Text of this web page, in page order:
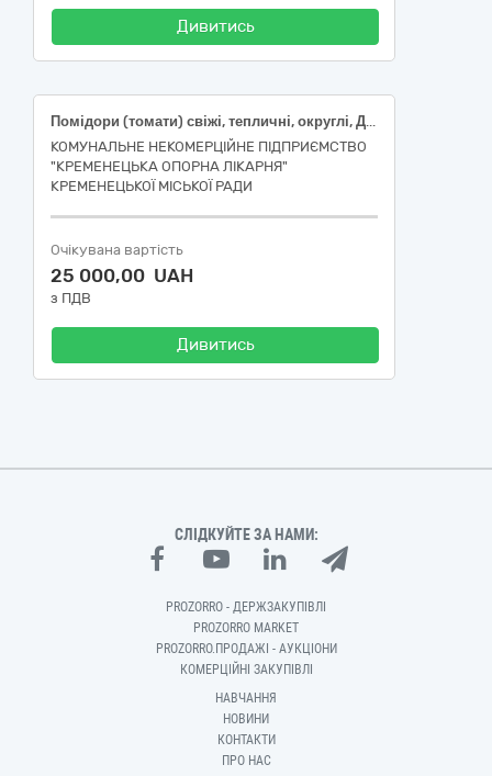
Дивитись
Помідори (томати) свіжі, тепличні, округлі, ДСТУ 3246; Огірки свіжі, тепличні, короткоплідні (до 14см), ДСТУ 3247; Цибуля ріпчаста свіжа, рання, вищого товарного сорту, від 5 см, ДСТУ 3234; Капуста білоголова свіжа, пізньостигла, першого товарного сорту, ДСТУ 7037; Морква свіжа, першого товарного сорту, ДСТУ 7035; Буряк столовий другого товарного сорту, 5-14 см, ДСТУ 7033; Кабачки свіжі, першого товарного сорту, довжина 7-26 см
КОМУНАЛЬНЕ НЕКОМЕРЦІЙНЕ ПІДПРИЄМСТВО
"КРЕМЕНЕЦЬКА ОПОРНА ЛІКАРНЯ"
КРЕМЕНЕЦЬКОЇ МІСЬКОЇ РАДИ
Очікувана вартість
25 000,00 UAH
з ПДВ
Дивитись
СЛІДКУЙТЕ ЗА НАМИ:
PROZORRO - ДЕРЖЗАКУПІВЛІ
PROZORRO MARKET
PROZORRO.ПРОДАЖІ - АУКЦІОНИ
КОМЕРЦІЙНІ ЗАКУПІВЛІ
НАВЧАННЯ
НОВИНИ
КОНТАКТИ
ПРО НАС